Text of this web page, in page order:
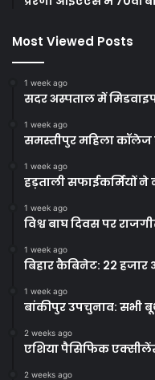
Most Viewed Posts
1 week ago
सदर अस्पताल में
1 week ago
समस्तीपुर महिला कॉलेज
1 week ago
हड़ताली सफाईकर्मियों
1 week ago
विश्व बाघ दिवस पर
1 week ago
बिहार कैबिनेट: 22 हजार
1 week ago
बांकीपुर उपचुनाव: सभी
2 weeks ago
एशिया पैसिफिक
2 weeks ago